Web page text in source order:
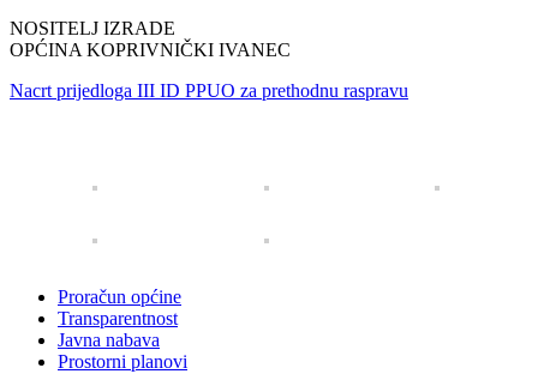
NOSITELJ IZRADE
OPĆINA KOPRIVNIČKI IVANEC
Nacrt prijedloga III ID PPUO za prethodnu raspravu
Proračun općine
Transparentnost
Javna nabava
Prostorni planovi